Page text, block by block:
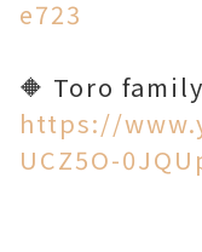
e723
🔶 Toro family
https://
UCZ5O-